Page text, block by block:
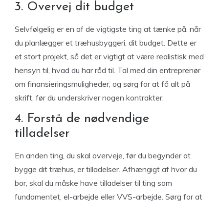
3. Overvej dit budget
Selvfølgelig er en af de vigtigste ting at tænke på, når
du planlægger et træhusbyggeri, dit budget. Dette er
et stort projekt, så det er vigtigt at være realistisk med
hensyn til, hvad du har råd til. Tal med din entreprenør
om finansieringsmuligheder, og sørg for at få alt på
skrift, før du underskriver nogen kontrakter.
4. Forstå de nødvendige
tilladelser
En anden ting, du skal overveje, før du begynder at
bygge dit træhus, er tilladelser. Afhængigt af hvor du
bor, skal du måske have tilladelser til ting som
fundamentet, el-arbejde eller VVS-arbejde. Sørg for at